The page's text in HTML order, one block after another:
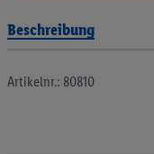
Beschreibung
Artikelnr.: 80810